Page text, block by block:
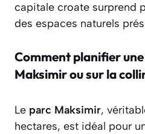
capitale croate surprend
des espaces naturels
Comment planifier
Maksimir ou sur la
Le parc Maksimir,
hectares, est idéal pour